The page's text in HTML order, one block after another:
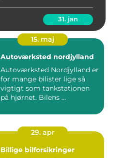
31. jan
15. maj
Autoværksted nordjylland
Autoværksted Nordjylland er
for mange bilister lige så
vigtigt som tankstationen
på hjørnet. Bilens ...
29. apr
Billige bilforsikringer